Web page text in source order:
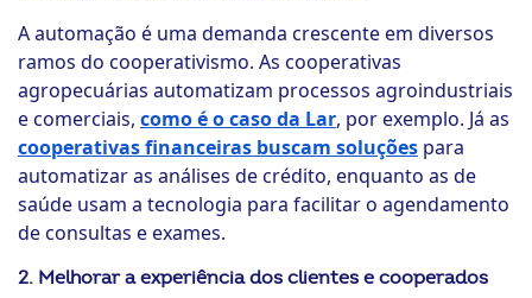
A automação é uma demanda crescente em diversos
ramos do cooperativismo. As cooperativas
agropecuárias automatizam processos agroindustriais
e comerciais, como é o caso da Lar, por exemplo. Já as
cooperativas financeiras buscam soluções para
automatizar as análises de crédito, enquanto as de
saúde usam a tecnologia para facilitar o agendamento
de consultas e exames.
2. Melhorar a experiência dos clientes e cooperados